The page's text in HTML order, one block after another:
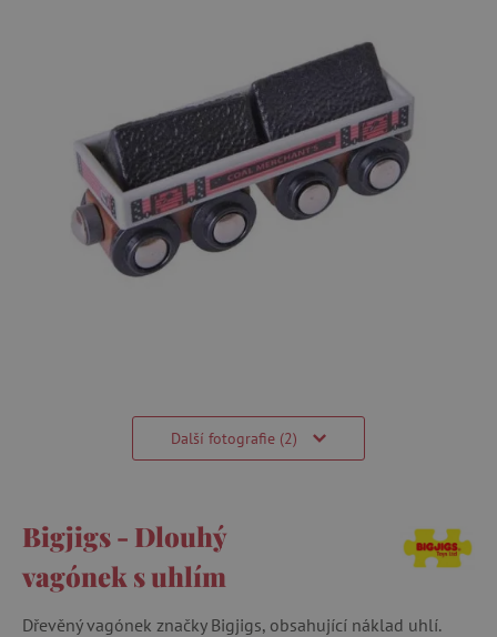
Další fotografie (2)
Bigjigs - Dlouhý
vagónek s uhlím
Dřevěný vagónek značky Bigjigs, obsahující náklad uhlí.